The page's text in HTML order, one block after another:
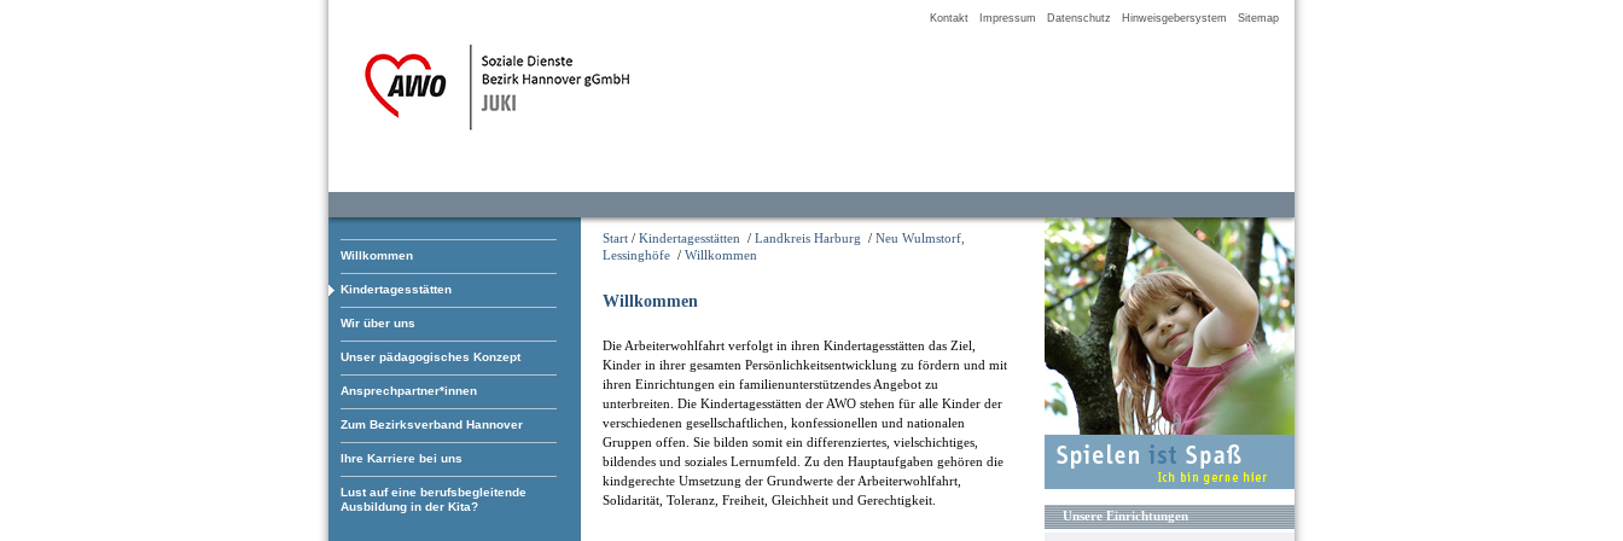
Kontakt Impressum Datenschutz Hinweisgebersystem Sitemap
Willkommen
Kindertagesstätten
Wir über uns
Unser pädagogisches Konzept
Ansprechpartner*innen
Zum Bezirksverband Hannover
Ihre Karriere bei uns
Lust auf eine berufsbegleitende
Ausbildung in der Kita?
Start / Kindertagesstätten / Landkreis Harburg / Neu Wulmstorf,
Lessinghöfe / Willkommen
Willkommen
Die Arbeiterwohlfahrt verfolgt in ihren Kindertagesstätten das Ziel,
Kinder in ihrer gesamten Persönlichkeitsentwicklung zu fördern und mit
ihren Einrichtungen ein familienunterstützendes Angebot zu
unterbreiten. Die Kindertagesstätten der AWO stehen für alle Kinder der
verschiedenen gesellschaftlichen, konfessionellen und nationalen
Gruppen offen. Sie bilden somit ein differenziertes, vielschichtiges,
bildendes und soziales Lernumfeld. Zu den Hauptaufgaben gehören die
kindgerechte Umsetzung der Grundwerte der Arbeiterwohlfahrt,
Solidarität, Toleranz, Freiheit, Gleichheit und Gerechtigkeit.
Unsere Einrichtungen